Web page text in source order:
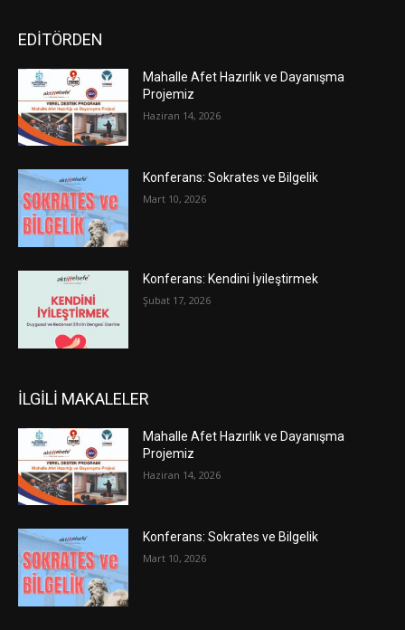
EDİTÖRDEN
Mahalle Afet Hazırlık ve Dayanışma
Projemiz
Haziran 14, 2026
Konferans: Sokrates ve Bilgelik
Mart 10, 2026
Konferans: Kendini İyileştirmek
Şubat 17, 2026
İLGİLİ MAKALELER
Mahalle Afet Hazırlık ve Dayanışma
Projemiz
Haziran 14, 2026
Konferans: Sokrates ve Bilgelik
Mart 10, 2026